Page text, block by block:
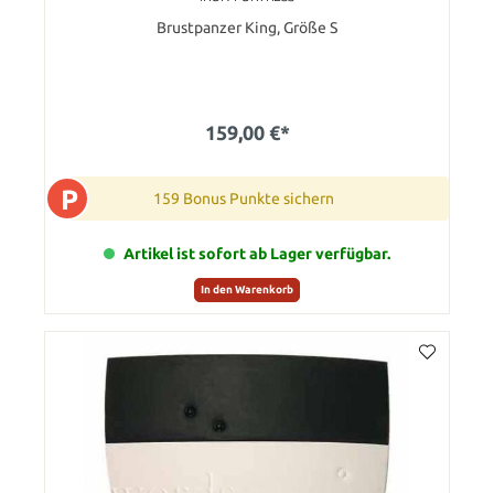
Brustpanzer King, Größe S
159,00 €*
P 159 Bonus Punkte sichern
Artikel ist sofort ab Lager verfügbar.
In den Warenkorb